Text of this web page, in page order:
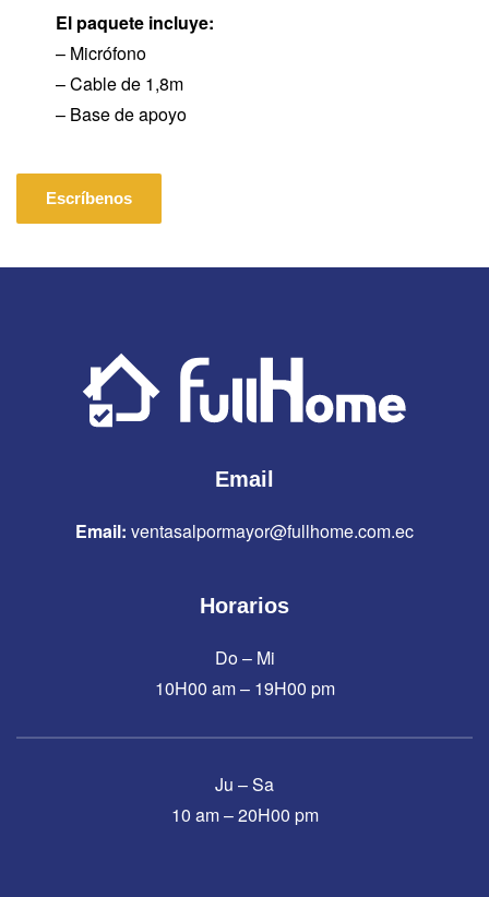
El paquete incluye:
– Micrófono
– Cable de 1,8m
– Base de apoyo
Escríbenos
Email
Email: ventasalpormayor@fullhome.com.ec
Horarios
Do – Mi
10H00 am – 19H00 pm
Ju – Sa
10 am – 20H00 pm